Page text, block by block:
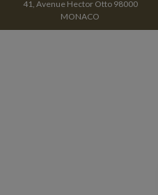
41, Avenue Hector Otto 98000
MONACO